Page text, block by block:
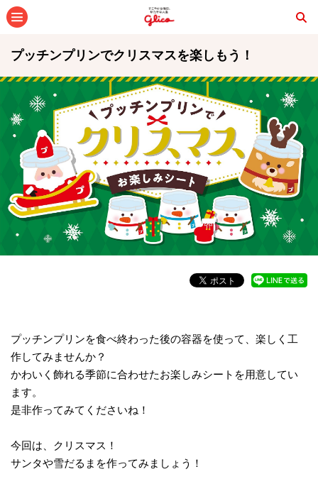
プッチンプリンでクリスマスを楽しもう！
プッチンプリンを食べ終わった後の容器を使って、楽しく工
作してみませんか？
かわいく飾れる季節に合わせたお楽しみシートを用意してい
ます。
是非作ってみてくださいね！
今回は、クリスマス！
サンタや雪だるまを作ってみましょう！